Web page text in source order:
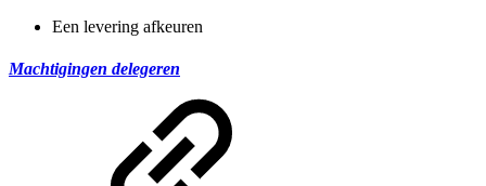
Een levering afkeuren
Machtigingen delegeren